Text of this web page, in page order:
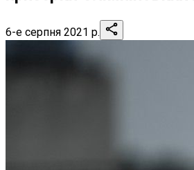
6-е серпня 2021 р.